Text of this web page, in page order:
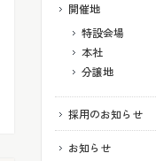
開催地
特設会場
本社
分譲地
採用のお知らせ
お知らせ